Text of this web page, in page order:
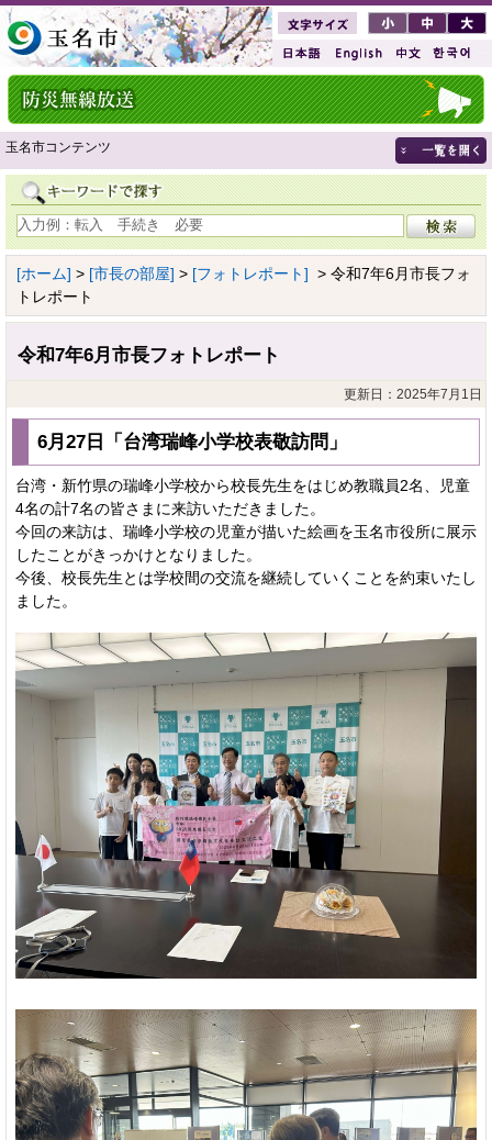
玉名市コンテンツ
[ホーム] > [市長の部屋] > [フォトレポート] > 令和7年6月市長フォ
トレポート
令和7年6月市長フォトレポート
更新日：2025年7月1日
6月27日「台湾瑞峰小学校表敬訪問」
台湾・新竹県の瑞峰小学校から校長先生をはじめ教職員2名、児童
4名の計7名の皆さまに来訪いただきました。
今回の来訪は、瑞峰小学校の児童が描いた絵画を玉名市役所に展示
したことがきっかけとなりました。
今後、校長先生とは学校間の交流を継続していくことを約束いたし
ました。